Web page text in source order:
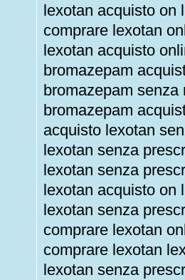
lexotan acquisto on
comprare lexotan
lexotan acquisto
bromazepam
bromazepam
bromazepam
acquisto lexotan
lexotan senza
lexotan senza
lexotan acquisto on
lexotan senza
comprare lexotan
comprare lexotan
lexotan senza